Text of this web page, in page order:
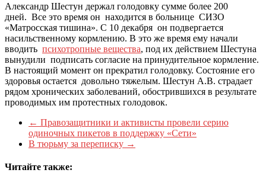
Александр Шестун держал голодовку сумме более 200
дней. Все это время он находится в больнице СИЗО
«Матросская тишина». С 10 декабря он подвергается
насильственному кормлению. В это же время ему начали
вводить психотропные вещества, под их действием Шестуна
вынудили подписать согласие на принудительное кормление.
В настоящий момент он прекратил голодовку. Состояние его
здоровья остается довольно тяжелым. Шестун А.В. страдает
рядом хронических заболеваний, обострившихся в результате
проводимых им протестных голодовок.
← Правозащитники и активисты провели серию
одиночных пикетов в поддержку «Сети»
В тюрьму за переписку →
Читайте также: